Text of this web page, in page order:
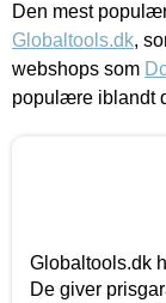
Den mest
Globaltools.dk,
webshops som
populære iblandt
Globaltools.dk
De giver